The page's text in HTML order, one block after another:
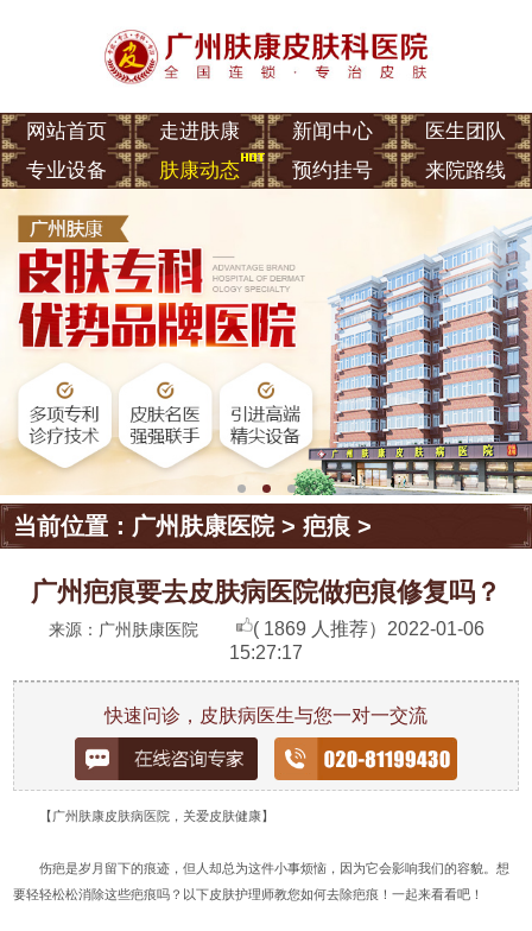
网站首页 走进肤康 新闻中心
医生团队
专业设备
肤康动态 预约挂号 来院路线
当前位置： 广州肤康医院>疤痕 >
广州疤痕要去皮肤病医院做疤痕修复吗？
来源：广州肤康医院 ( 1869 人推荐） 2022-01-06
15:27:17
快速问诊，皮肤病医生与您一对一交流
【广州肤康皮肤病医院，关爱皮肤健康】
伤疤是岁月留下的痕迹，但人却总为这件小事烦恼，因为它会影响我们的容貌。想
要轻轻松松消除这些疤痕吗？以下皮肤护理师教您如何去除疤痕！一起来看看吧！